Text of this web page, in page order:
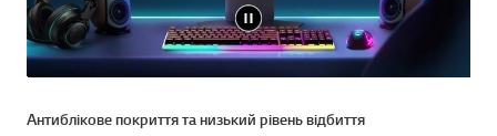
Антиблікове покриття та низький рівень відбиття